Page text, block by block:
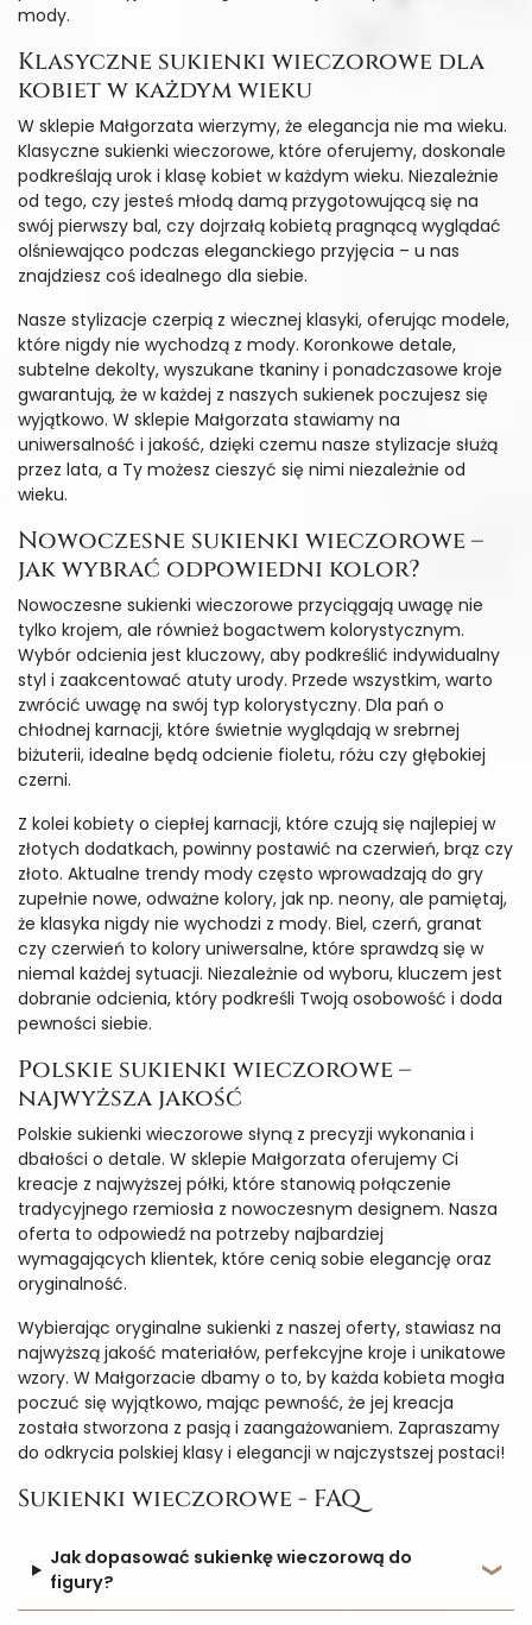
mody.
Klasyczne sukienki wieczorowe dla
kobiet w każdym wieku
W sklepie Małgorzata wierzymy, że elegancja nie ma wieku.
Klasyczne sukienki wieczorowe, które oferujemy, doskonale
podkreślają urok i klasę kobiet w każdym wieku. Niezależnie
od tego, czy jesteś młodą damą przygotowującą się na
swój pierwszy bal, czy dojrzałą kobietą pragnącą wyglądać
olśniewająco podczas eleganckiego przyjęcia – u nas
znajdziesz coś idealnego dla siebie.
Nasze stylizacje czerpią z wiecznej klasyki, oferując modele,
które nigdy nie wychodzą z mody. Koronkowe detale,
subtelne dekolty, wyszukane tkaniny i ponadczasowe kroje
gwarantują, że w każdej z naszych sukienek poczujesz się
wyjątkowo. W sklepie Małgorzata stawiamy na
uniwersalność i jakość, dzięki czemu nasze stylizacje służą
przez lata, a Ty możesz cieszyć się nimi niezależnie od
wieku.
Nowoczesne sukienki wieczorowe –
jak wybrać odpowiedni kolor?
Nowoczesne sukienki wieczorowe przyciągają uwagę nie
tylko krojem, ale również bogactwem kolorystycznym.
Wybór odcienia jest kluczowy, aby podkreślić indywidualny
styl i zaakcentować atuty urody. Przede wszystkim, warto
zwrócić uwagę na swój typ kolorystyczny. Dla pań o
chłodnej karnacji, które świetnie wyglądają w srebrnej
biżuterii, idealne będą odcienie fioletu, różu czy głębokiej
czerni.
Z kolei kobiety o ciepłej karnacji, które czują się najlepiej w
złotych dodatkach, powinny postawić na czerwień, brąz czy
złoto. Aktualne trendy mody często wprowadzają do gry
zupełnie nowe, odważne kolory, jak np. neony, ale pamiętaj,
że klasyka nigdy nie wychodzi z mody. Biel, czerń, granat
czy czerwień to kolory uniwersalne, które sprawdzą się w
niemal każdej sytuacji. Niezależnie od wyboru, kluczem jest
dobranie odcienia, który podkreśli Twoją osobowość i doda
pewności siebie.
Polskie sukienki wieczorowe –
najwyższa jakość
Polskie sukienki wieczorowe słyną z precyzji wykonania i
dbałości o detale. W sklepie Małgorzata oferujemy Ci
kreacje z najwyższej półki, które stanowią połączenie
tradycyjnego rzemiosła z nowoczesnym designem. Nasza
oferta to odpowiedź na potrzeby najbardziej
wymagających klientek, które cenią sobie elegancję oraz
oryginalność.
Wybierając oryginalne sukienki z naszej oferty, stawiasz na
najwyższą jakość materiałów, perfekcyjne kroje i unikatowe
wzory. W Małgorzacie dbamy o to, by każda kobieta mogła
poczuć się wyjątkowo, mając pewność, że jej kreacja
została stworzona z pasją i zaangażowaniem. Zapraszamy
do odkrycia polskiej klasy i elegancji w najczystszej postaci!
Sukienki wieczorowe - FAQ
Jak dopasować sukienkę wieczorową do
figury?